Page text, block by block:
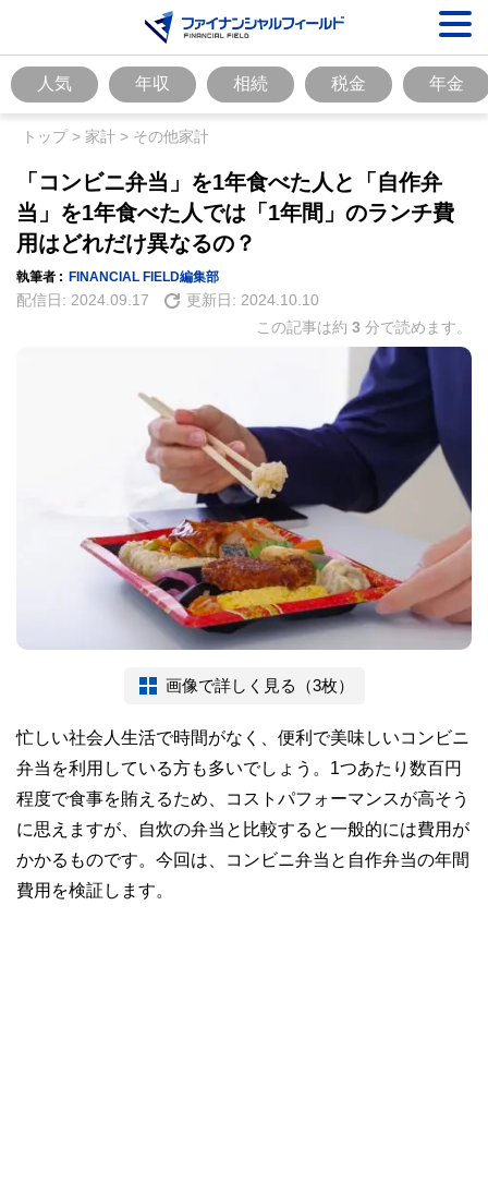
人気 年収 相続 税金 年金
トップ> 家計 > その他家計
「コンビニ弁当」を1年食べた人と「自作弁
当」を1年食べた人では「1年間」のランチ費
用はどれだけ異なるの？
執筆者 : FINANCIAL FIELD編集部
配信日: 2024.09.17 更新日: 2024.10.10
この記事は約 3 分で読めます。
画像で詳しく見る（3枚）
忙しい社会人生活で時間がなく、便利で美味しいコンビニ
弁当を利用している方も多いでしょう。1つあたり数百円
程度で食事を賄えるため、コストパフォーマンスが高そう
に思えますが、自炊の弁当と比較すると一般的には費用が
かかるものです。今回は、コンビニ弁当と自作弁当の年間
費用を検証します。